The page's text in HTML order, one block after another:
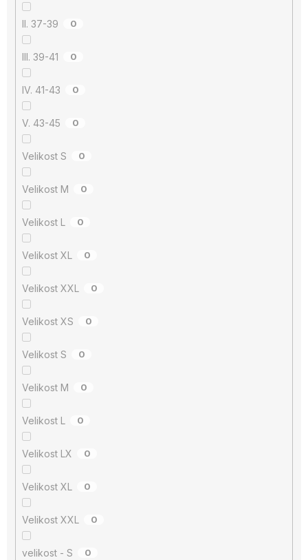
II. 37-39 0
III. 39-41 0
IV. 41-43 0
V. 43-45 0
Velikost S 0
Velikost M 0
Velikost L 0
Velikost XL 0
Velikost XXL 0
Velikost XS 0
Velikost S 0
Velikost M 0
Velikost L 0
Velikost LX 0
Velikost XL 0
Velikost XXL 0
velikost - S 0